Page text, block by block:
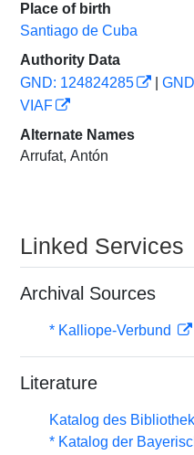
Place of birth
Santiago de Cuba
Authority Data
GND: 124824285
VIAF
Alternate Names
Arrufat, Antón
Linked Services
Archival Sources
* Kalliope-Verbund
Literature
Katalog des
* Katalog der